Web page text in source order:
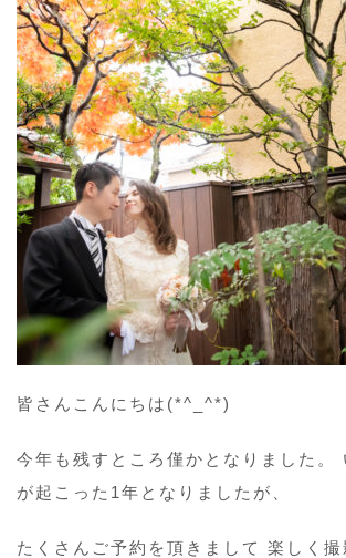
皆さんこんにちは(*^_^*)
今年も残すところ僅かとなりました。
が起こった1年となりましたが、
たくさんご予約を頂きまして 楽しく撮